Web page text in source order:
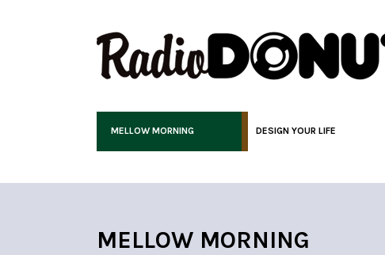
MELLOW MORNING DESIGN YOUR LIFE
MELLOW MORNING